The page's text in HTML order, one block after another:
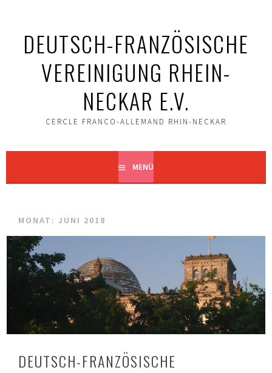
InhaltDEUTSCH-FRANZÖSISCHE
VEREINIGUNG RHEIN-
NECKAR E.V.
CERCLE FRANCO-ALLEMAND RHIN-NECKAR
MENÜ
MONAT: JUNI 2018
DEUTSCH-FRANZÖSISCHE